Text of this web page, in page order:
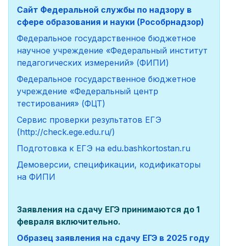
Сайт Федеральной службы по надзору в
сфере образования и науки (Рособрнадзор)
Федеральное государственное бюджетное
научное учреждение «Федеральный институт
педагогических измерений» (ФИПИ)
Федеральное государственное бюджетное
учреждение «Федеральный центр
тестирования» (ФЦТ)
Сервис проверки результатов ЕГЭ
(http://check.ege.edu.ru/)
Подготовка к ЕГЭ на edu.bashkortostan.ru
Демоверсии, спецификации, кодификаторы
на ФИПИ
Заявления на сдачу ЕГЭ принимаются до 1
февраля включительно.
Образец заявления на сдачу ЕГЭ в 2025 году